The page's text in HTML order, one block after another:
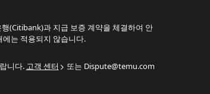
(Citibank)과 지급 보증 계약을 체결하여 안
는 적용되지 않습니다.
니다. 고객 센터
또는 Dispute@temu.com